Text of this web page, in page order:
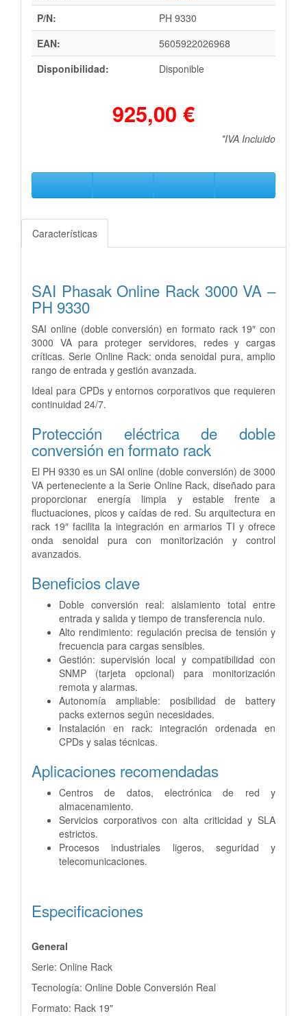
P/N:
PH 9330
EAN:
5605922026968
Disponibilidad:
Disponible
925,00 €
*IVA Incluido
Características
SAI Phasak Online Rack 3000 VA –
PH 9330
SAI online (doble conversión) en formato rack 19″ con
3000 VA para proteger servidores, redes y cargas
críticas. Serie Online Rack: onda senoidal pura, amplio
rango de entrada y gestión avanzada.
Ideal para CPDs y entornos corporativos que requieren
continuidad 24/7.
Protección eléctrica de doble
conversión en formato rack
El PH 9330 es un SAI online (doble conversión) de 3000
VA perteneciente a la Serie Online Rack, diseñado para
proporcionar energía limpia y estable frente a
fluctuaciones, picos y caídas de red. Su arquitectura en
rack 19″ facilita la integración en armarios TI y ofrece
onda senoidal pura con monitorización y control
avanzados.
Beneficios clave
Doble conversión real: aislamiento total entre
entrada y salida y tiempo de transferencia nulo.
Alto rendimiento: regulación precisa de tensión y
frecuencia para cargas sensibles.
Gestión: supervisión local y compatibilidad con
SNMP (tarjeta opcional) para monitorización
remota y alarmas.
Autonomía ampliable: posibilidad de battery
packs externos según necesidades.
Instalación en rack: integración ordenada en
CPDs y salas técnicas.
Aplicaciones recomendadas
Centros de datos, electrónica de red y
almacenamiento.
Servicios corporativos con alta criticidad y SLA
estrictos.
Procesos industriales ligeros, seguridad y
telecomunicaciones.
Especificaciones
General
Serie: Online Rack
Tecnología: Online Doble Conversión Real
Formato: Rack 19"